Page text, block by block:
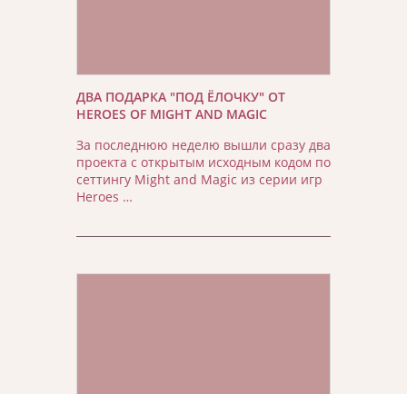
ДВА ПОДАРКА "ПОД ЁЛОЧКУ" ОТ
HEROES OF MIGHT AND MAGIC
За последнюю неделю вышли сразу два
проекта с открытым исходным кодом по
сеттингу Might and Magic из серии игр
Heroes …